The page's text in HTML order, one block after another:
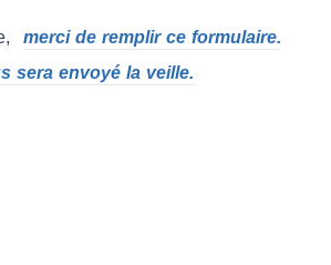
merci de remplir ce formulaire.
sera envoyé la veille.